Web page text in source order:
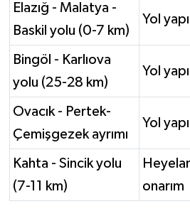
Elazığ - Malatya -
Baskil yolu (0-7 km)
Yol
Bingöl - Karlıova
yolu (25-28 km)
Yol
Ovacık - Pertek-
Çemişgezek ayrımı
Yol
Kahta - Sincik yolu
(7-11 km)
onarım